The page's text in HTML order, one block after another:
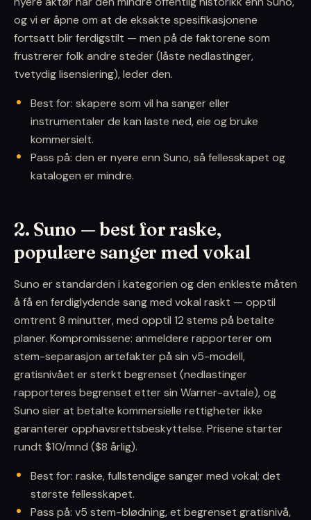
og vi er åpne om at de eksakte spesifikasjonene
fortsatt blir ferdigstilt — men på de faktorene som
frustrerer folk andre steder (låste nedlastinger,
tvetydig lisensiering), leder den.
Best for: skapere som vil ha sanger eller
instrumentaler de kan laste ned, eie og bruke
kommersielt.
Pass på: den er nyere enn Suno, så fellesskapet og
katalogen er mindre.
2. Suno — best for raske,
populære sanger med vokal
Suno er standarden i kategorien og den enkleste måten
å få en ferdiglydende sang med vokal raskt — opptil
omtrent 8 minutter, med opptil 12 stems på betalte
planer. Kompromissene: anmeldere rapporterer om
stem-separasjon artefakter på sin v5-modell,
gratisnivået er sterkt begrenset (nedlastinger
rapporteres begrenset etter sin Warner-avtale), og
Suno sier at betalte kommersielle rettigheter ikke
garanterer opphavsrettsbeskyttelse. Prisene starter
rundt $10/mnd ($8 årlig).
Best for: raske, fullstendige sanger med vokal; det
største fellesskapet.
Pass på: v5 stem-blødning, et begrenset gratisnivå,